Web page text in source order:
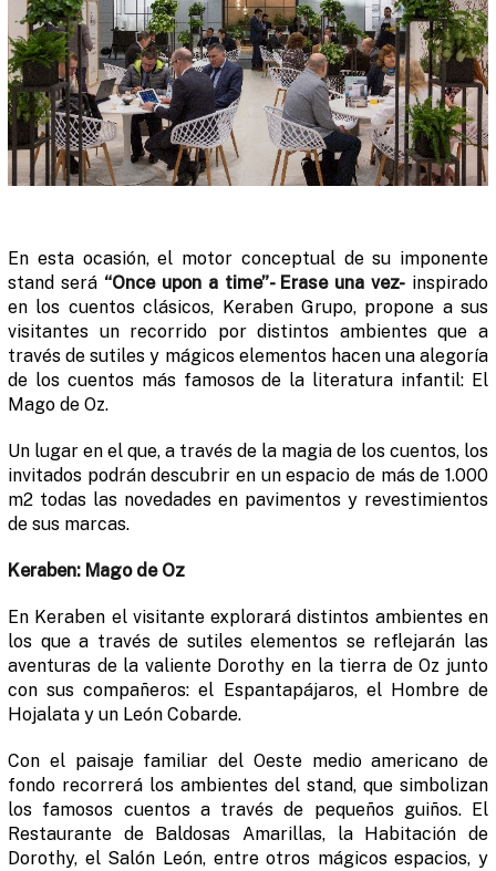
En esta ocasión, el motor conceptual de su imponente
stand será “Once upon a time”- Erase una vez- inspirado
en los cuentos clásicos, Keraben Grupo, propone a sus
visitantes un recorrido por distintos ambientes que a
través de sutiles y mágicos elementos hacen una alegoría
de los cuentos más famosos de la literatura infantil: El
Mago de Oz.
Un lugar en el que, a través de la magia de los cuentos, los
invitados podrán descubrir en un espacio de más de 1.000
m2 todas las novedades en pavimentos y revestimientos
de sus marcas.
Keraben: Mago de Oz
En Keraben el visitante explorará distintos ambientes en
los que a través de sutiles elementos se reflejarán las
aventuras de la valiente Dorothyen la tierra de Oz junto
con sus compañeros: el Espantapájaros, el Hombre de
Hojalata y un León Cobarde.
Con el paisaje familiar del Oeste medio americano de
fondo recorrerá los ambientes del stand, que simbolizan
los famosos cuentos a través de pequeños guiños. El
Restaurante de Baldosas Amarillas, la Habitación de
Dorothy, el Salón León, entre otros mágicos espacios, y